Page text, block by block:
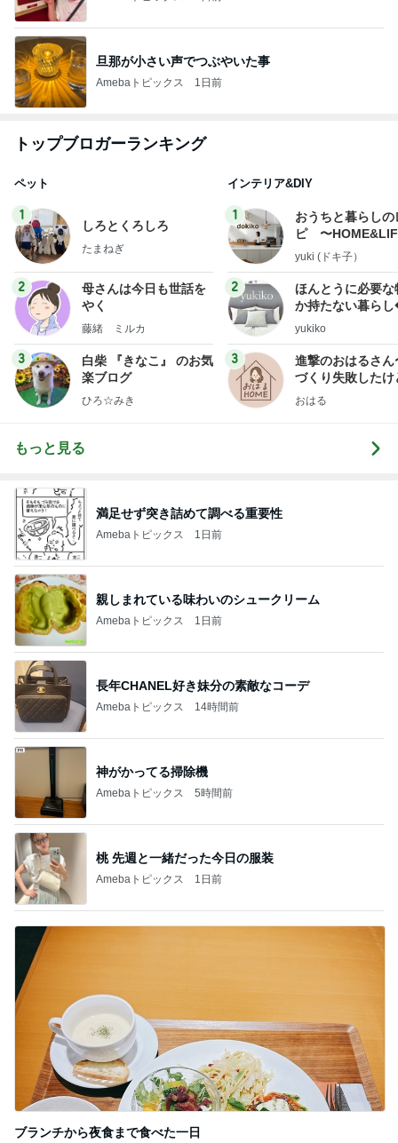
旦那が小さい声でつぶやいた事
Amebaトピックス 1日前
トップブロガーランキング
ペット
1
しろとくろしろ
たまねぎ
2
母さんは今日も世話を
やく
藤緒 ミルカ
3
白柴 『きなこ』 のお気
楽ブログ
ひろ☆みき
インテリア&DIY
1
おうちと暮らしの
ピ 〜
yuki (ドキ子）
2
ほんとうに必要な
か持たない暮ら
ep Life Simple◆
yukiko
3
進撃のおはるさん
づくり失敗したけ
は元気です〜
おはる
もっと見る
満足せず突き詰めて調べる重要性
Amebaトピックス 1日前
親しまれている味わいのシュークリーム
Amebaトピックス 1日前
長年CHANEL好き妹分の素敵なコーデ
Amebaトピックス 14時間前
神がかってる掃除機
Amebaトピックス 5時間前
桃 先週と一緒だった今日の服装
Amebaトピックス 1日前
ブランチから夜食まで食べた一日